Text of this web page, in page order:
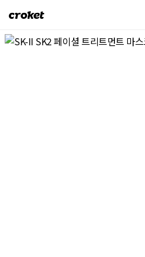
크
켓